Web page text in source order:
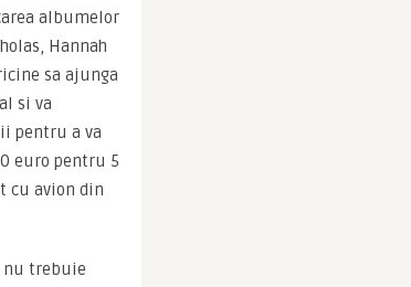
albumelor
Hannah
sa ajunga
si va
pentru a va
euro pentru 5
cu avion din
nu trebuie